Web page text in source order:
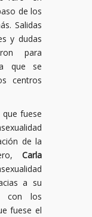
de los
Salidas
y dudas
para
que se
centros
fuese
de la
Carla
a su
con los
fuese el